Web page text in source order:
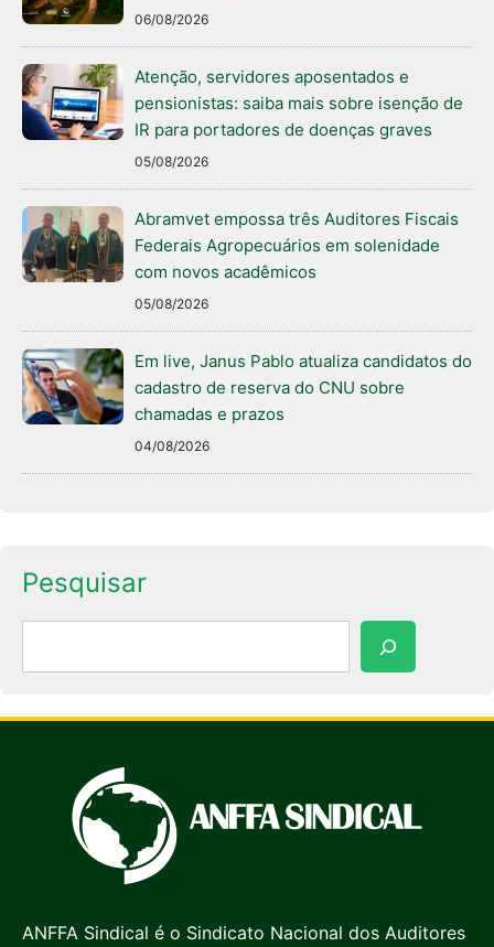
06/08/2026
Atenção, servidores aposentados e
pensionistas: saiba mais sobre isenção de
IR para portadores de doenças graves
05/08/2026
Abramvet empossa três Auditores Fiscais
Federais Agropecuários em solenidade
com novos acadêmicos
05/08/2026
Em live, Janus Pablo atualiza candidatos do
cadastro de reserva do CNU sobre
chamadas e prazos
04/08/2026
Pesquisar
ANFFA Sindical é o Sindicato Nacional dos Auditores